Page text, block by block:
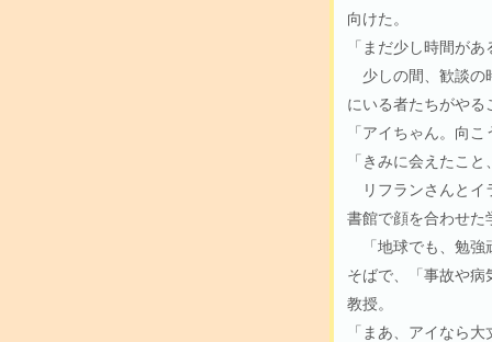
向けた。
「まだ少し時間が
少しの間、歓談の
にいる者たちがやる
「アイちゃん。向
「きみに会えたこ
リフランさんとイ
書館で顔を合わせた
「地球でも、勉強
そばで、「事故や
教授。
「まあ、アイなら